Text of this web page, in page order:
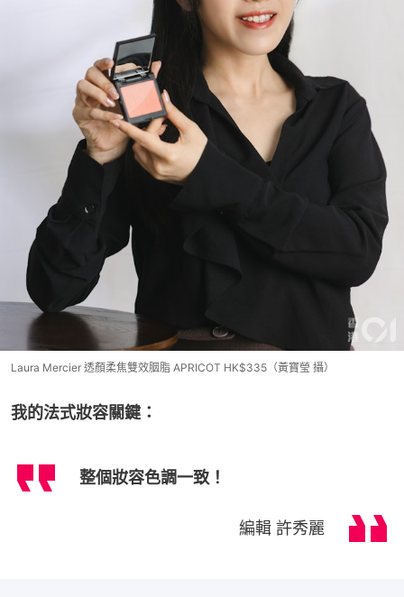
Laura Mercier 透顏柔焦雙效胭脂 APRICOT HK$335（黃寶瑩 攝）
我的法式妝容關鍵：
整個妝容色調一致！
編輯 許秀麗